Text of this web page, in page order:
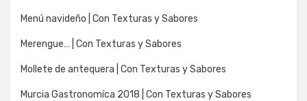
Menú navideño | Con Texturas y Sabores
Merengue… | Con Texturas y Sabores
Mollete de antequera | Con Texturas y Sabores
Murcia Gastronomíca 2018 | Con Texturas y Sabores